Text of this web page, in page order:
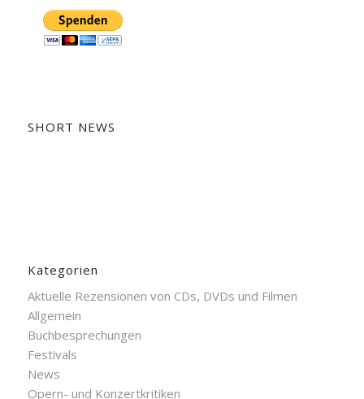
SHORT NEWS
Kategorien
Aktuelle Rezensionen von CDs, DVDs und Filmen
Allgemein
Buchbesprechungen
Festivals
News
Opern- und Konzertkritiken